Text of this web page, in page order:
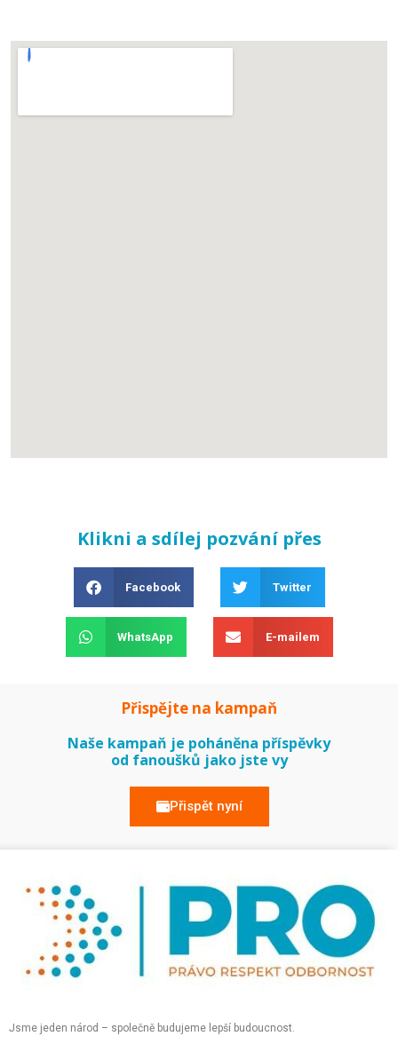
Klikni a sdílej pozvání přes
Facebook Twitter
WhatsApp E-mailem
Přispějte na kampaň
Naše kampaň je poháněna příspěvky
od fanoušků jako jste vy
Přispět nyní
Jsme jeden národ – společně budujeme lepší budoucnost.